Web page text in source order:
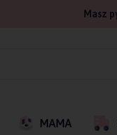
Masz
MAMA